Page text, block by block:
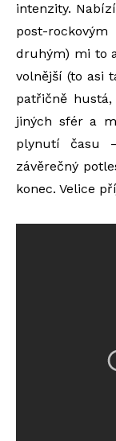
intenzity.
post-
druhým) mi to
volnější (to asi
patřičně
jiných sfér a
plynutí času
závěrečný
konec. Velice